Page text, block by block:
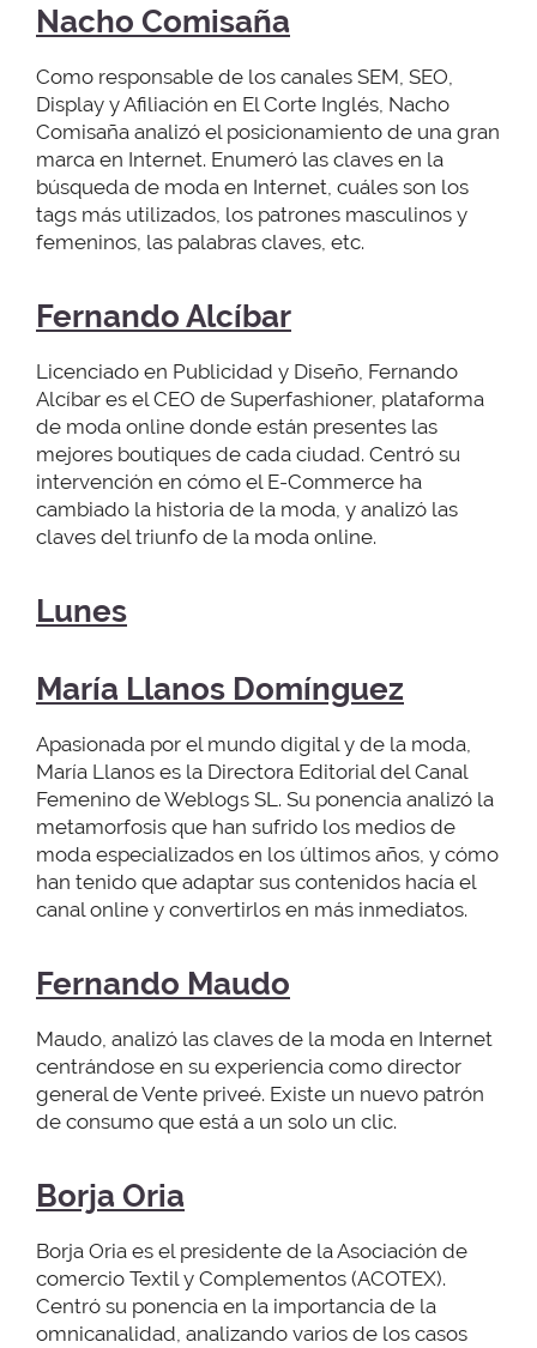
Nacho Comisaña
Como responsable de los canales SEM, SEO,
Display y Afiliación en El Corte Inglés, Nacho
Comisaña analizó el posicionamiento de una gran
marca en Internet. Enumeró las claves en la
búsqueda de moda en Internet, cuáles son los
tags más utilizados, los patrones masculinos y
femeninos, las palabras claves, etc.
Fernando Alcíbar
Licenciado en Publicidad y Diseño, Fernando
Alcíbar es el CEO de Superfashioner, plataforma
de moda online donde están presentes las
mejores boutiques de cada ciudad. Centró su
intervención en cómo el E-Commerce ha
cambiado la historia de la moda, y analizó las
claves del triunfo de la moda online.
Lunes
María Llanos Domínguez
Apasionada por el mundo digital y de la moda,
María Llanos es la Directora Editorial del Canal
Femenino de Weblogs SL. Su ponencia analizó la
metamorfosis que han sufrido los medios de
moda especializados en los últimos años, y cómo
han tenido que adaptar sus contenidos hacía el
canal online y convertirlos en más inmediatos.
Fernando Maudo
Maudo, analizó las claves de la moda en Internet
centrándose en su experiencia como director
general de Vente priveé. Existe un nuevo patrón
de consumo que está a un solo un clic.
Borja Oria
Borja Oria es el presidente de la Asociación de
comercio Textil y Complementos (ACOTEX).
Centró su ponencia en la importancia de la
omnicanalidad, analizando varios de los casos